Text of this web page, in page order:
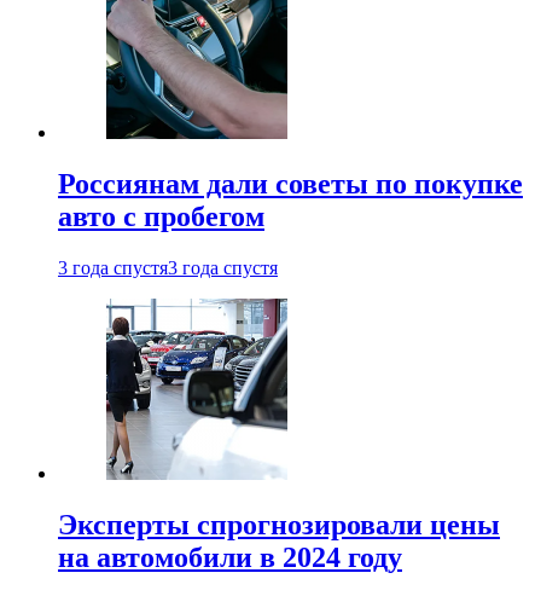
Россиянам дали советы по покупке
авто с пробегом
3 года спустя3 года спустя
Эксперты спрогнозировали цены
на автомобили в 2024 году